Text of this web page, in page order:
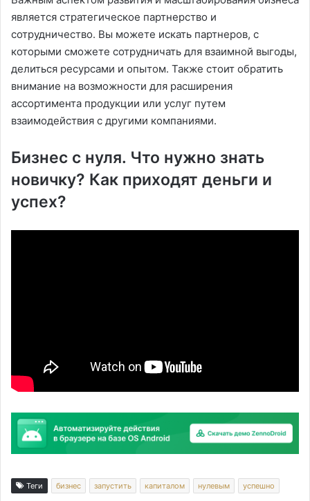
является стратегическое партнерство и
сотрудничество. Вы можете искать партнеров, с
которыми сможете сотрудничать для взаимной выгоды,
делиться ресурсами и опытом. Также стоит обратить
внимание на возможности для расширения
ассортимента продукции или услуг путем
взаимодействия с другими компаниями.
Бизнес с нуля. Что нужно знать
новичку? Как приходят деньги и
успех?
Теги бизнес запустить капиталом нулевым успешно